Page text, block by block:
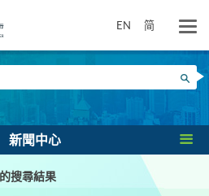
EN 简
搜尋
新聞中心
的搜尋結果